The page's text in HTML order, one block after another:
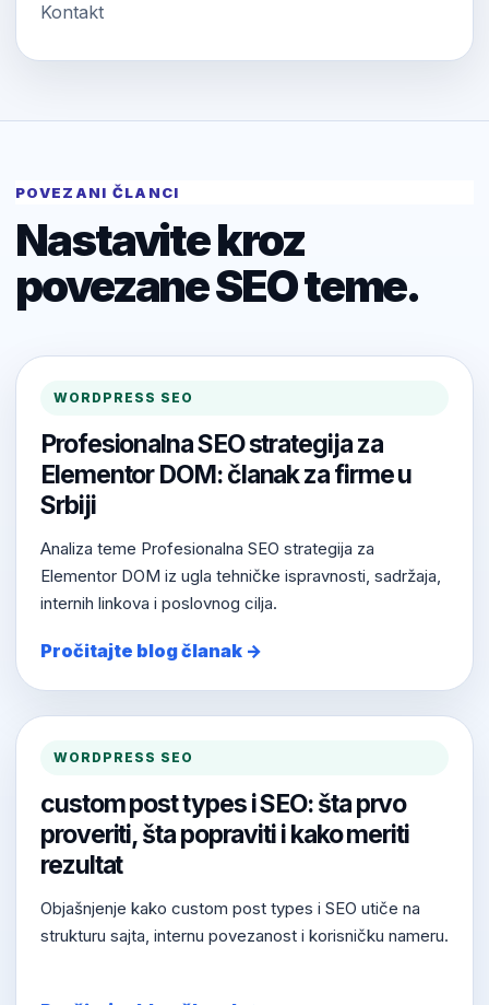
Kontakt
POVEZANI ČLANCI
Nastavite kroz
povezane SEO teme.
WORDPRESS SEO
Profesionalna SEO strategija za
Elementor DOM: članak za firme u
Srbiji
Analiza teme Profesionalna SEO strategija za
Elementor DOM iz ugla tehničke ispravnosti, sadržaja,
internih linkova i poslovnog cilja.
Pročitajte blog članak →
WORDPRESS SEO
custom post types i SEO: šta prvo
proveriti, šta popraviti i kako meriti
rezultat
Objašnjenje kako custom post types i SEO utiče na
strukturu sajta, internu povezanost i korisničku nameru.